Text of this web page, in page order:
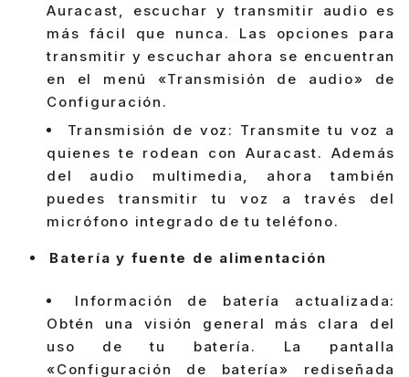
Auracast, escuchar y transmitir audio es
más fácil que nunca. Las opciones para
transmitir y escuchar ahora se encuentran
en el menú «Transmisión de audio» de
Configuración.
Transmisión de voz: Transmite tu voz a
quienes te rodean con Auracast. Además
del audio multimedia, ahora también
puedes transmitir tu voz a través del
micrófono integrado de tu teléfono.
Batería y fuente de alimentación
Información de batería actualizada:
Obtén una visión general más clara del
uso de tu batería. La pantalla
«Configuración de batería» rediseñada